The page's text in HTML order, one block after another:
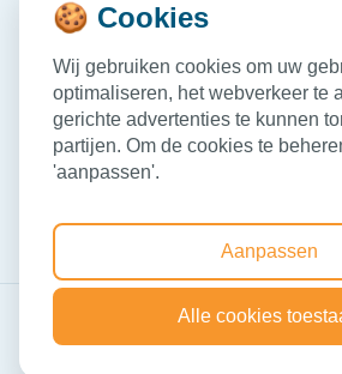
Maandag
08:30 - 17:30
Dinsdag
08:30 - 17:30
Woensdag 08:30 - 17:30
Donderdag 08:30 - 17:30
Privacy
Cookies
🍪 Cookies
Wij gebruiken cookies om uw
optimaliseren, het webverkeer te
gerichte advertenties te kunnen
partijen. Om de cookies te
'aanpassen'.
Aanpassen
Alle cookies